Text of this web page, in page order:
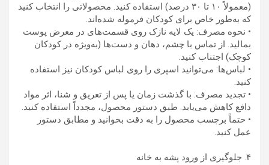
(معمولاً ۱۰ تا ۳۰ درصد) استفاده کنید. محصولاتی را انتخاب کنید
که به‌طور خاص برای کودکان فرموله شده‌اند.
• نحوه مصرف: یک لایه نازک روی قسمت‌های در معرض پوست
بمالید. از تماس با چشم، دهان و دست‌ها (به‌ویژه در کودکان
کوچک) اجتناب کنید.
• لباس‌ها: می‌توانید اسپری را روی لباس کودکان نیز استفاده
کنید.
• تجدید مصرف: با گذشت زمان یا پس از تعریق و شنا، اثر مواد
دافع کاهش می‌یابد. طبق دستور محصول، مجدداً استفاده کنید.
• حتماً برچسب محصول را به دقت بخوانید و مطابق دستور
عمل کنید.
۴. جلوگیری از ورود پشه به خانه